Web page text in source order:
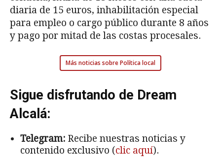
diaria de 15 euros, inhabilitación especial
para empleo o cargo público durante 8 años
y pago por mitad de las costas procesales.
Más noticias sobre Política local
Sigue disfrutando de Dream
Alcalá:
Telegram: Recibe nuestras noticias y
contenido exclusivo (clic aquí).